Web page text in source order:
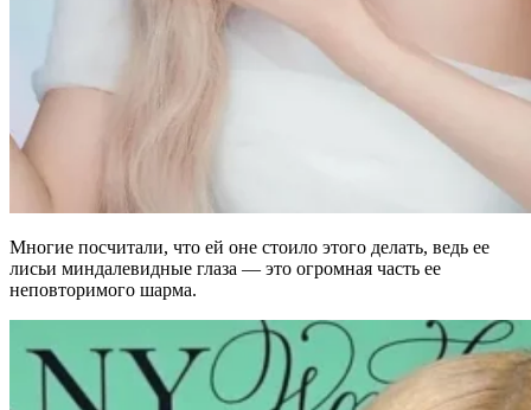
Многие посчитали, что ей оне стоило этого делать, ведь ее
лисьи миндалевидные глаза — это огромная часть ее
неповторимого шарма.